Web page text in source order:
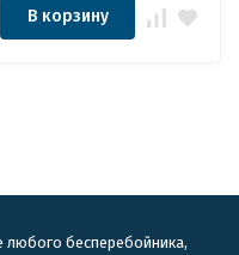
В корзину
бесперебойника,